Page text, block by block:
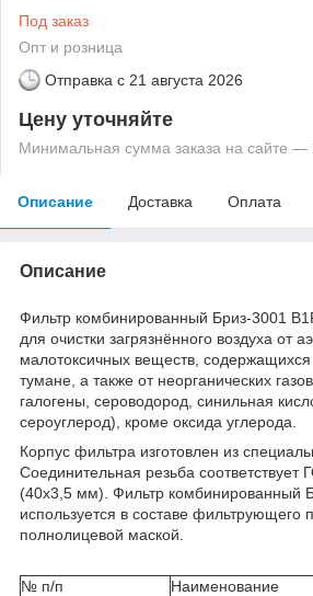
Под заказ
Опт и розница
Отправка с 21 августа 2026
Цену уточняйте
Минимальная сумма заказа на сайте —
Описание Доставка Оплата
Описание
Фильтр комбинированный Бриз-3001
для очистки загрязнённого воздуха от
малотоксичных веществ,
тумане, а также от неорганических
галогены, сероводород, синильная
сероуглерод), кроме оксида углерода.
Корпус фильтра изготовлен из
Соединительная резьба
(40х3,5 мм). Фильтр комбинированный
используется в составе фильтрующего
полнолицевой маской.
№ п/п
Наименование